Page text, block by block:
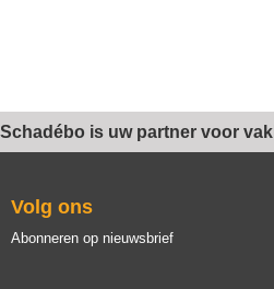
Schadébo is uw partner voor
Volg ons
Abonneren op nieuwsbrief